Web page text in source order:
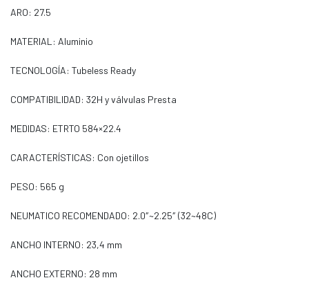
ARO: 27.5
MATERIAL: Aluminio
TECNOLOGÍA: Tubeless Ready
COMPATIBILIDAD: 32H y válvulas Presta
MEDIDAS: ETRTO 584×22.4
CARACTERÍSTICAS: Con ojetillos
PESO: 565 g
NEUMATICO RECOMENDADO: 2.0″~2.25″ (32~48C)
ANCHO INTERNO: 23,4 mm
ANCHO EXTERNO: 28 mm